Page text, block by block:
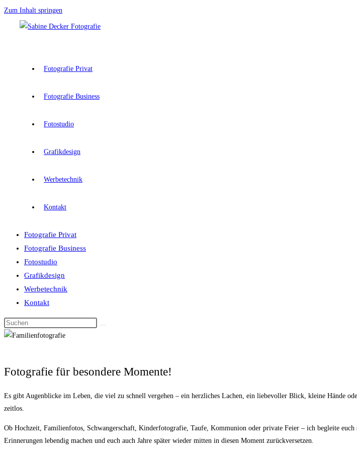
Zum Inhalt springen
Fotografie Privat
Fotografie Business
Fotostudio
Grafikdesign
Werbetechnik
Kontakt
Fotografie Privat
Fotografie Business
Fotostudio
Grafikdesign
Werbetechnik
Kontakt
Fotografie für besondere Momente!
Es gibt Augenblicke im Leben, die viel zu schnell vergehen – ein herzliches Lachen, ein liebevoller Blick, kleine Hände
zeitlos.
Ob Hochzeit, Familienfotos, Schwangerschaft, Kinderfotografie, Taufe, Kommunion oder private Feier – ich begleite
Erinnerungen lebendig machen und euch auch Jahre später wieder mitten in diesen Moment zurückversetzen.